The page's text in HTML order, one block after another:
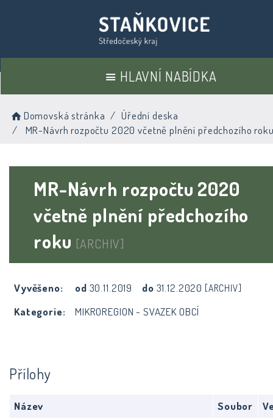
HLAVNÍ NABÍDKA
Domovská stránka
Úřední deska
MR-Návrh rozpočtu 2020 včetně plnění předchozího
MR-Návrh rozpočtu 2020
včetně plnění předchozího
roku [ARCHIV]
Vyvěšeno: od 30.11.2019 do 31.12.2020 [ARCHIV]
Kategorie: MIKROREGION - SVAZEK OBCÍ
Přílohy
Název Soubor